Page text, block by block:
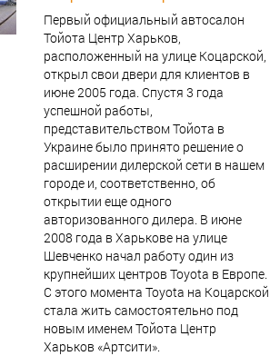
Первый официальный автосалон
Тойота Центр Харьков,
расположенный на улице Коцарской,
открыл свои двери для клиентов в
июне 2005 года. Спустя 3 года
успешной работы,
представительством Тойота в
Украине было принято решение о
расширении дилерской сети в нашем
городе и, соответственно, об
открытии еще одного
авторизованного дилера. В июне
2008 года в Харькове на улице
Шевченко начал работу один из
крупнейших центров Toyota в Европе.
С этого момента Toyota на Коцарской
стала жить самостоятельно под
новым именем Тойота Центр
Харьков «Артсити».